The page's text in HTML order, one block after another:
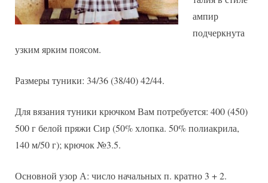
ампир
подчеркнута
узким ярким поясом.
Размеры туники: 34/36 (38/40) 42/44.
Для вязания туники крючком Вам потребуется: 400 (450)
500 г белой пряжи Сир (50% хлопка. 50% полиакрила,
140 м/50 г); крючок №3.5.
Основной узор А: число начальных п. кратно 3 + 2.